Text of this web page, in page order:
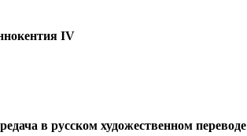
IV
в русском художественном переводе